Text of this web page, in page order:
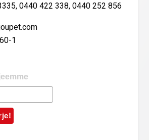
0440 422 338, 0440 252 856
1